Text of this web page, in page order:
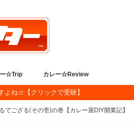
カレー修行 inスリランカ
カレー☆ハンター大阪遠征
公式ニコ生チャンネル
公式YouTubeチャンネル
公式Instagram
公式ツイキャス
理事長のTwitter
理事長のFacebook
集）
☆Trip
京都カレーの書
阪カレー遠征の書
リランカ遠征の書
カレー☆Review
地獄の1年1000カレー食べ尽し企画
ローソン
NEWDAYS
カレー味カップ麺調査隊
カツカレー
カレーうどん・蕎麦
カレーまん探訪
カレーパン探訪
カレーライス
カレーラーメン
スリランカ料理
よね☆【クリックで受験】
ござる(その壱)の巻【カレー屋DIY開業記】